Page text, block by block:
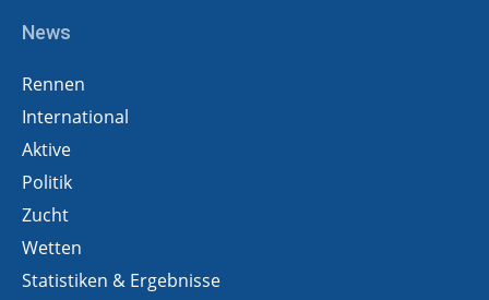
News
Rennen
International
Aktive
Politik
Zucht
Wetten
Statistiken & Ergebnisse